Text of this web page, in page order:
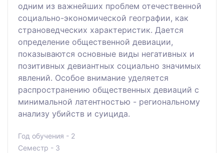
одним из важнейших проблем отечественной
социально-экономической географии, как
страноведческих характеристик. Дается
определение общественной девиации,
показываются основные виды негативных и
позитивных девиантных социально значимых
явлений. Особое внимание уделяется
распространению общественных девиаций с
минимальной латентностью - региональному
анализу убийств и суицида.
Год обучения - 2
Семестр - 3